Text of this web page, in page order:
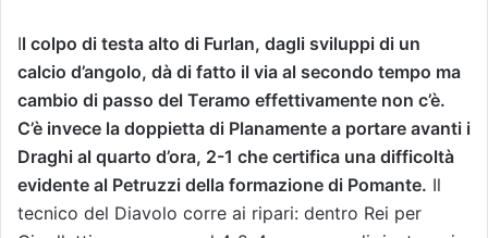
Il colpo di testa alto di Furlan, dagli sviluppi di un
calcio d’angolo, dà di fatto il via al secondo tempo ma
cambio di passo del Teramo effettivamente non c’è.
C’è invece la doppietta di Planamente a portare avanti i
Draghi al quarto d’ora, 2-1 che certifica una difficoltà
evidente al Petruzzi della formazione di Pomante. Il
tecnico del Diavolo corre ai ripari: dentro Rei per